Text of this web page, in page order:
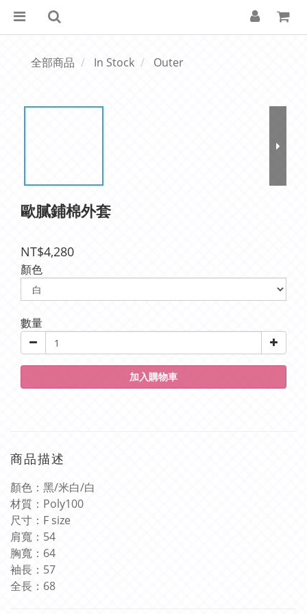
全部商品 In Stock Outer
歐膩鋪棉外套
NT$4,280
顏色
數量
加入購物車
商品描述
顏色：黑/米白/白
材質：Poly100
尺寸： F size
肩寬： 54
胸寬： 64
袖長： 57
全長： 68